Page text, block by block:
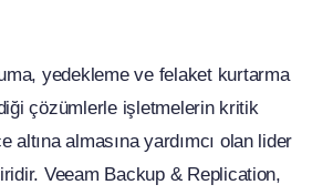
yedekleme ve felaket kurtarma
çözümlerle işletmelerin kritik
altına almasına yardımcı olan lider
Veeam Backup & Replication,